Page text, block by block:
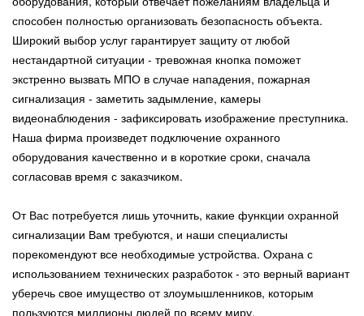
способен полностью организовать безопасность объекта.
Широкий выбор услуг гарантирует защиту от любой
нестандартной ситуации - тревожная кнопка поможет
экстренно вызвать МПО в случае нападения, пожарная
сигнализация - заметить задымление, камеры
видеонаблюдения - зафиксировать изображение преступника.
Наша фирма произведет подключение охранного
оборудования качественно и в короткие сроки, сначала
согласовав время с заказчиком.
От Вас потребуется лишь уточнить, какие функции охранной
сигнализации Вам требуются, и наши специалисты
порекомендуют все необходимые устройства. Охрана с
использованием технических разработок - это верный вариант
уберечь свое имущество от злоумышленников, которым
пользуются миллионы людей по всему миру.